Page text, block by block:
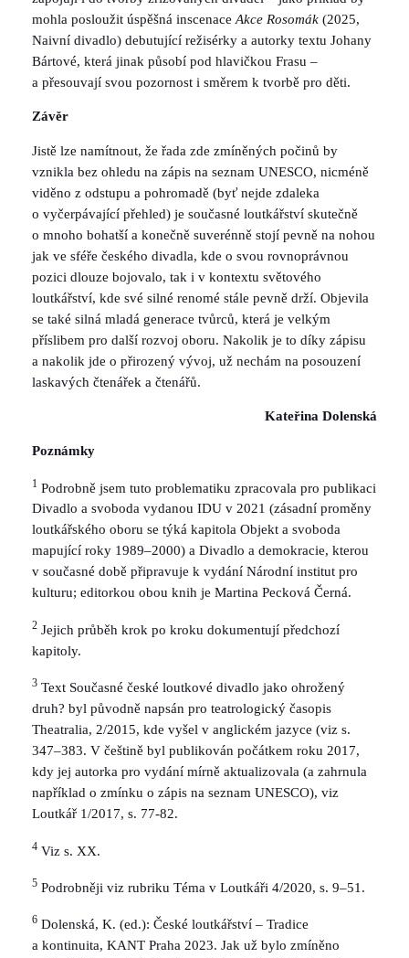
mohla posloužit úspěšná inscenace Akce Rosomák(2025,
Naivní divadlo) debutující režisérky a autorky textu Johany
Bártové, která jinak působí pod hlavičkou Frasu –
a přesouvají svou pozornost i směrem k tvorbě pro děti.
Závěr
Jistě lze namítnout, že řada zde zmíněných počinů by
vznikla bez ohledu na zápis na seznam UNESCO, nicméně
viděno z odstupu a pohromadě (byť nejde zdaleka
o vyčerpávající přehled) je současné loutkářství skutečně
o mnoho bohatší a konečně suverénně stojí pevně na nohou
jak ve sféře českého divadla, kde o svou rovnoprávnou
pozici dlouze bojovalo, tak i v kontextu světového
loutkářství, kde své silné renomé stále pevně drží. Objevila
se také silná mladá generace tvůrců, která je velkým
příslibem pro další rozvoj oboru. Nakolik je to díky zápisu
a nakolik jde o přirozený vývoj, už nechám na posouzení
laskavých čtenářek a čtenářů.
Kateřina Dolenská
Poznámky
1 Podrobně jsem tuto problematiku zpracovala pro publikaci
Divadlo a svoboda vydanou IDU v 2021 (zásadní proměny
loutkářského oboru se týká kapitola Objekt a svoboda
mapující roky 1989–2000) a Divadlo a demokracie, kterou
v současné době připravuje k vydání Národní institut pro
kulturu; editorkou obou knih je Martina Pecková Černá.
2Jejich průběh krok po kroku dokumentují předchozí
kapitoly.
3Text Současné české loutkové divadlo jako ohrožený
druh? byl původně napsán pro teatrologický časopis
Theatralia, 2/2015, kde vyšel v anglickém jazyce (viz s.
347–383. V češtině byl publikován počátkem roku 2017,
kdy jej autorka pro vydání mírně aktualizovala (a zahrnula
například o zmínku o zápis na seznam UNESCO), viz
Loutkář 1/2017, s. 77-82.
4Viz s. XX.
5Podrobněji viz rubriku Téma v Loutkáři 4/2020, s. 9–51.
6Dolenská, K. (ed.): České loutkářství – Tradice
a kontinuita, KANT Praha 2023. Jak už bylo zmíněno